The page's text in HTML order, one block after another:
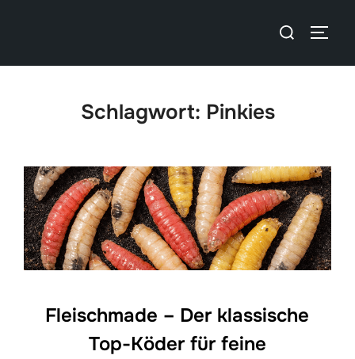
Schlagwort: Pinkies
Fleischmade – Der klassische
Top-Köder für feine